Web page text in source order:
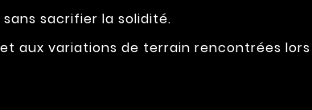
sacrifier la solidité.
aux variations de terrain rencontrées